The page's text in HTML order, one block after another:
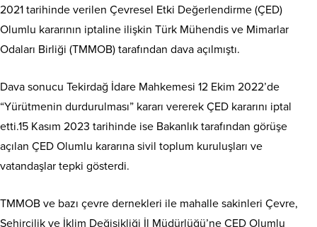
2021 tarihinde verilen Çevresel Etki Değerlendirme (ÇED)
Olumlu kararının iptaline ilişkin Türk Mühendis ve Mimarlar
Odaları Birliği (TMMOB) tarafından dava açılmıştı.
Dava sonucu Tekirdağ İdare Mahkemesi 12 Ekim 2022’de
“Yürütmenin durdurulması” kararı vererek ÇED kararını iptal
etti.15 Kasım 2023 tarihinde ise Bakanlık tarafından görüşe
açılan ÇED Olumlu kararına sivil toplum kuruluşları ve
vatandaşlar tepki gösterdi.
TMMOB ve bazı çevre dernekleri ile mahalle sakinleri Çevre,
Şehircilik ve İklim Değişikliği İl Müdürlüğü’ne ÇED Olumlu